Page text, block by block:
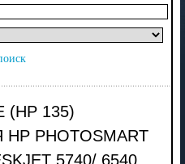
(HP 135)
PHOTOSMART
5740/ 6540